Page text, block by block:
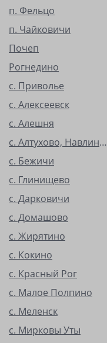
п. Фельцо
п. Чайковичи
Почеп
Рогнедино
с. Приволье
с. Алексеевск
с. Алешня
с. Алтухово, Навлинский район
с. Бежичи
с. Глинищево
с. Дарковичи
с. Домашово
с. Жирятино
с. Кокино
с. Красный Рог
с. Малое Полпино
с. Меленск
с. Мирковы Уты